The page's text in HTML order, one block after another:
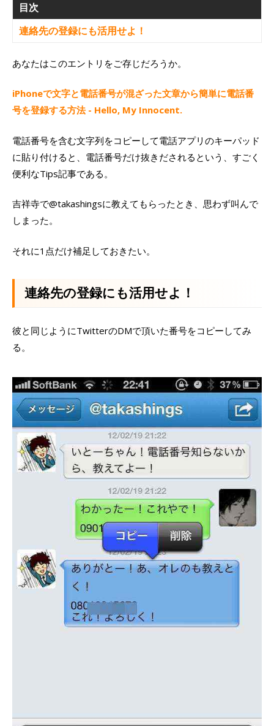
目次
連絡先の登録にも活用せよ！
あなたはこのエントリをご存じだろうか。
iPhoneで文字と電話番号が混ざった文章から簡単に電話番
号を登録する方法 - Hello, My Innocent.
電話番号を含む文字列をコピーして電話アプリのキーパッド
に貼り付けると、電話番号だけ抜きだされるという、すごく
便利なTips記事である。
吉祥寺で@takashingsに教えてもらったとき、思わず叫んで
しまった。
それに1点だけ補足しておきたい。
連絡先の登録にも活用せよ！
彼と同じようにTwitterのDMで頂いた番号をコピーしてみ
る。